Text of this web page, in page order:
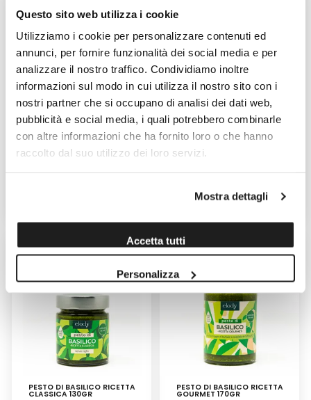
Questo sito web utilizza i cookie
Utilizziamo i cookie per personalizzare contenuti ed
annunci, per fornire funzionalità dei social media e per
analizzare il nostro traffico. Condividiamo inoltre
informazioni sul modo in cui utilizza il nostro sito con i
nostri partner che si occupano di analisi dei dati web,
pubblicità e social media, i quali potrebbero combinarle
con altre informazioni che ha fornito loro o che hanno
raccolto dal suo utilizzo dei loro servizi.
Mostra dettagli
Accetta tutti
Personalizza
BASILICO SEMIFRESCO 18GR
Venduto da: Elody
CORIANDOLO SEMIFRESCO
18GR
Venduto da: Elody
PESTO DI BASILICO RICETTA
CLASSICA 130GR
PESTO DI BASILICO RICETTA
GOURMET 170GR